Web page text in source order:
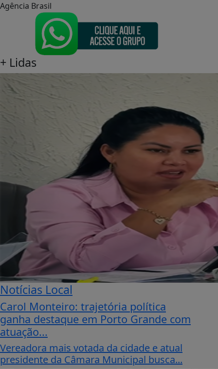
Agência Brasil
+ Lidas
Notícias Local
Carol Monteiro: trajetória política
ganha destaque em Porto Grande com
atuação...
Vereadora mais votada da cidade e atual
presidente da Câmara Municipal busca...